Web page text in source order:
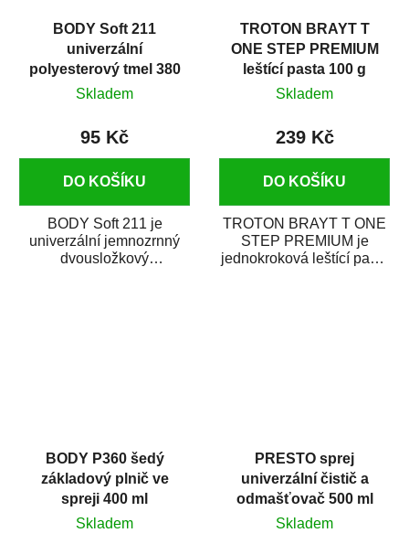
BODY Soft 211
univerzální
polyesterový tmel 380
g
Skladem
95 Kč
DO KOŠÍKU
BODY Soft 211 je
univerzální jemnozrnný
dvousložkový
TROTON BRAYT T
ONE STEP PREMIUM
leštící pasta 100 g
Skladem
239 Kč
DO KOŠÍKU
TROTON BRAYT T ONE
STEP PREMIUM je
jednokroková leštící pasta
BODY P360 šedý
základový plnič ve
spreji 400 ml
Skladem
PRESTO sprej
univerzální čistič a
odmašťovač 500 ml
Skladem